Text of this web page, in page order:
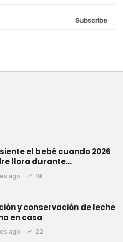
Subscribe
el bebé cuando 2026
llora durante…
ago 18
y conservación de leche
en casa
ago 22